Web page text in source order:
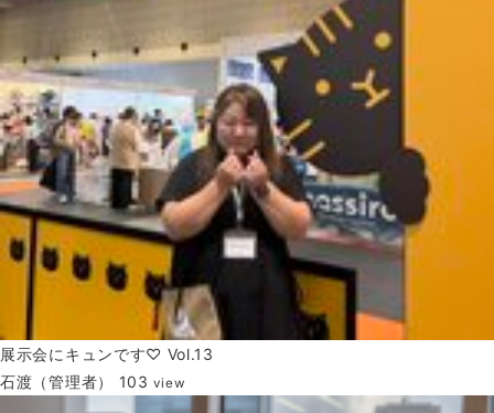
展示会にキュンです♡ Vol.13
石渡（管理者）
103view